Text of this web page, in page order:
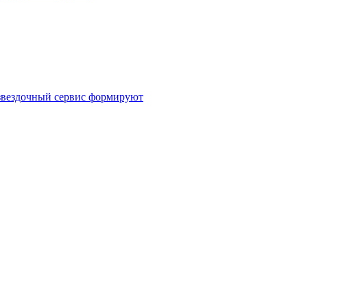
сервис формируют